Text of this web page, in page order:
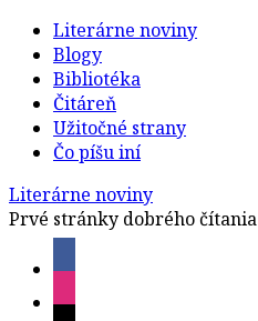
Literárne noviny
Blogy
Bibliotéka
Čitáreň
Užitočné strany
Čo píšu iní
Literárne noviny
Prvé stránky dobrého čítania